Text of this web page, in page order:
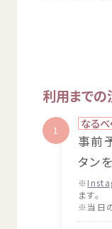
利用までの
1 なるべ
事前
タンを
※
ます。
※当日